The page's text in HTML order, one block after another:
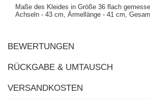
Maße des Kleides in Größe 36 flach
Achseln - 43 cm, Ärmellänge - 41 cm,
BEWERTUNGEN
RÜCKGABE & UMTAUSCH
VERSANDKOSTEN